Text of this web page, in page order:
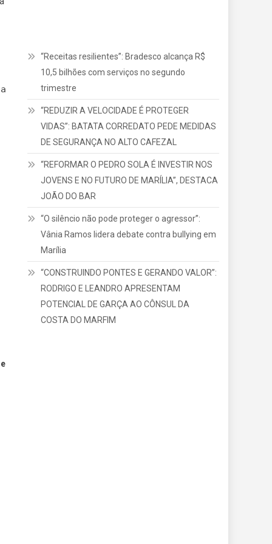
“Receitas resilientes”: Bradesco alcança R$
10,5 bilhões com serviços no segundo
trimestre
“REDUZIR A VELOCIDADE É PROTEGER
VIDAS”: BATATA CORREDATO PEDE MEDIDAS
DE SEGURANÇA NO ALTO CAFEZAL
“REFORMAR O PEDRO SOLA É INVESTIR NOS
JOVENS E NO FUTURO DE MARÍLIA”, DESTACA
JOÃO DO BAR
“O silêncio não pode proteger o agressor”:
Vânia Ramos lidera debate contra bullying em
Marília
“CONSTRUINDO PONTES E GERANDO VALOR”:
RODRIGO E LEANDRO APRESENTAM
POTENCIAL DE GARÇA AO CÔNSUL DA
COSTA DO MARFIM